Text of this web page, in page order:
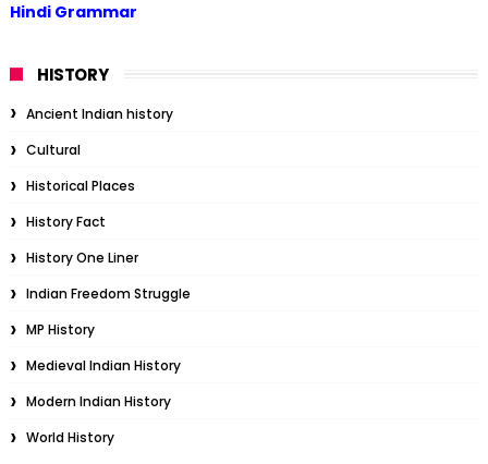
Hindi Grammar
HISTORY
Ancient Indian history
Cultural
Historical Places
History Fact
History One Liner
Indian Freedom Struggle
MP History
Medieval Indian History
Modern Indian History
World History